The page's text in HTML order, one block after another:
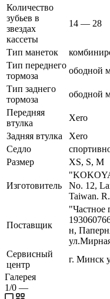
Количество
зубьев в
звездах
кассеты
14 — 28
Тип манеток
Тип переднего
тормоза
ободной
Тип заднего
тормоза
ободной
Передняя
втулка
Xero
Задняя втулка
Xero
Седло
Размер
XS, S, M
Изготовитель
No. 12,
Taiwan.
Поставщик
"Частное
н,
Сервисный
центр
г. Минск
Галерея
1/0 —